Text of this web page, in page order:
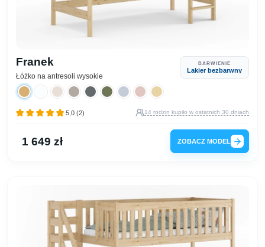
Franek
Łóżko na antresoli wysokie
BARWIENIE
Lakier bezbarwny
5,0 (2) 14 rodzin kupiło w ostatnich 30 dniach
1 649 zł ZOBACZ MODEL